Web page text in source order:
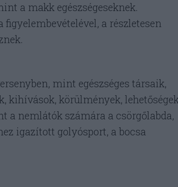
a makk egészségeseknek.
a részletesen
mint egészséges társaik,
kihívások, körülmények,
a nemlátók számára a csörgőlabda,
igazított golyósport, a bocsa